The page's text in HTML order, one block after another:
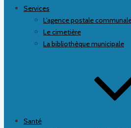
Services
L’agence postale
Le cimetière
La bibliothèque municipale
Santé